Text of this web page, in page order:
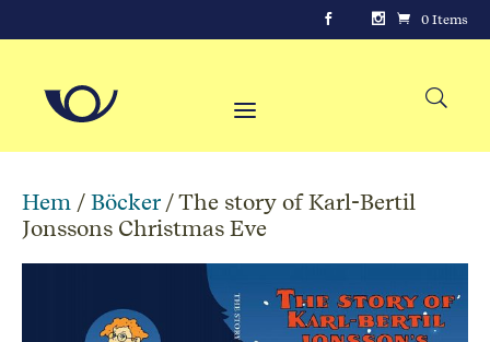
0 Items
Hem / Böcker/ The story of Karl-Bertil
Jonssons Christmas Eve